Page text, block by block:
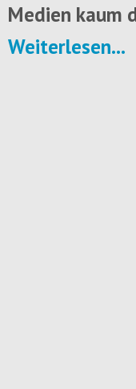
Medien kaum
Weiterlesen...